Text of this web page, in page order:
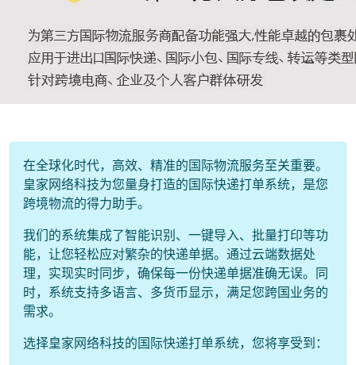
在全球化时代，高效、精准的国际物流服务至关重要。
皇家网络科技为您量身打造的国际快递打单系统，是您
跨境物流的得力助手。
我们的系统集成了智能识别、一键导入、批量打印等功
能，让您轻松应对繁杂的快递单据。通过云端数据处
理，实现实时同步，确保每一份快递单据准确无误。同
时，系统支持多语言、多货币显示，满足您跨国业务的
需求。
选择皇家网络科技的国际快递打单系统，您将享受到：